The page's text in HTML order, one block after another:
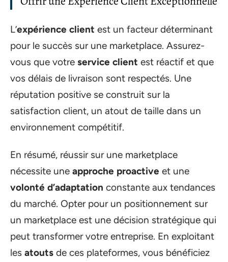
L’expérience client est un facteur déterminant
pour le succès sur une marketplace. Assurez-
vous que votre service client est réactif et que
vos délais de livraison sont respectés. Une
réputation positive se construit sur la
satisfaction client, un atout de taille dans un
environnement compétitif.
En résumé, réussir sur une marketplace
nécessite une approche proactive et une
volonté d’adaptation constante aux tendances
du marché. Opter pour un positionnement sur
un marketplace est une décision stratégique qui
peut transformer votre entreprise. En exploitant
les atouts de ces plateformes, vous bénéficiez